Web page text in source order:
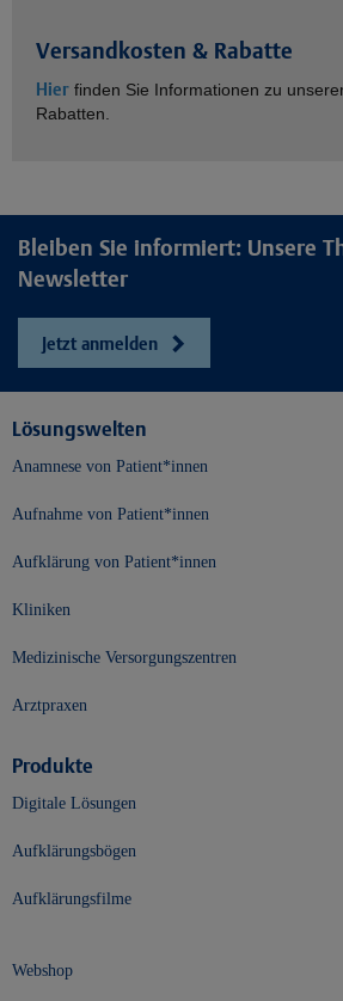
Versandkosten & Rabatte
Hier finden Sie Informationen zu
Rabatten.
Bleiben Sie informiert: Unsere
Newsletter
Jetzt anmelden
Lösungswelten
Anamnese von Patient*innen
Aufnahme von Patient*innen
Aufklärung von Patient*innen
Kliniken
Medizinische Versorgungszentren
Arztpraxen
Produkte
Digitale Lösungen
Aufklärungsbögen
Aufklärungsfilme
Webshop